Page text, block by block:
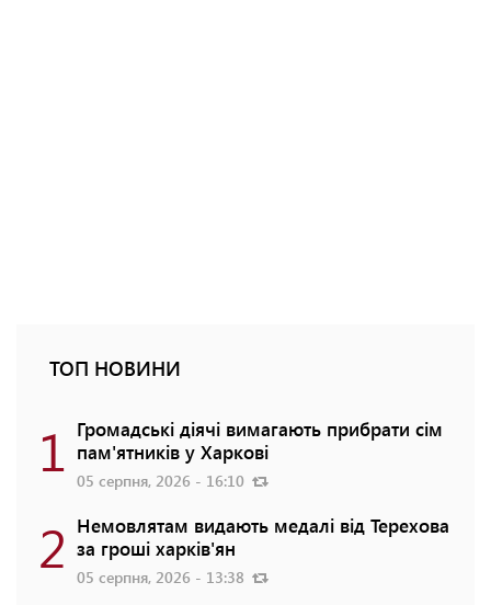
ТОП НОВИНИ
1 Громадські діячі вимагають прибрати сім
пам'ятників у Харкові
05 серпня, 2026 - 16:10
2 Немовлятам видають медалі від Терехова
за гроші харків'ян
05 серпня, 2026 - 13:38